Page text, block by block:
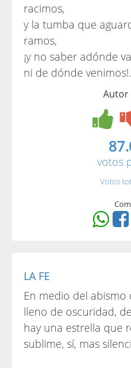
racimos,
y la tumba que
ramos,
¡y no saber adónde
ni de dónde
Autor
votos
Votos
LA FE
En medio del abismo
lleno de oscuridad,
hay una estrella que
sublime, sí, mas